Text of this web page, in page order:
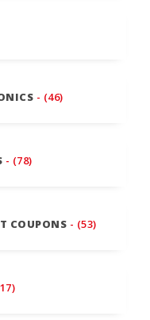
- (46)
- (78)
COUPONS - (53)